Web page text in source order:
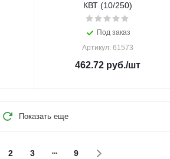
КВТ (10/250)
Под заказ
Артикул: 61573
462.72 руб./шт
Показать еще
2 3 9